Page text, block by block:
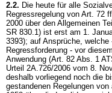
2.2. Die heute für alle
Regressregelung von Art. 72
2000 über den Allgemeinen
SR 830.1) ist erst am 1.
3393); auf Ansprüche,
Regressforderung - vor
Anwendung (Art. 82 Abs. 1
Urteil 2A.726/2006 vom 8.
deshalb vorliegend noch die
gestandenen Regelungen